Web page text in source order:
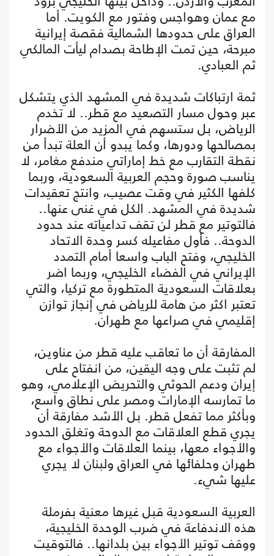
مع عمان وهواجس وفتور مع الكويت. أما
العراق على حدودها الشمالية فقصة إيرانية
مبرحة، حين تمت الإطاحة بصدام ليأت المالكي
ثم العبادي.
ثمة ارتباكات شديدة في المشهد الذي يتشكل
عبر وحول مسار التصعيد مع قطر.. لا تخدم
الرياض، بل ستسهم في المزيد من الأضرار
بمصالحها ودورها، وكما يبدو أن العلة تبدأ من
نقطة التقارب مع خط إماراتي مندفع مغامر، لا
يناسب صورة وحجم العربية السعودية، وربما
كلفها الكثير في وقت عصيب، وانتج تعقيدات
شديدة في المشهد. الكل في غنى عنها..
فالتوتير مع قطر لن تقف تداعياته عند حدود
الدوحة.. فأول مفاعيله كسر وحدة الاتحاد
الخليجي، وفتح الباب واسعا أمام التمدد
الإيراني في الفضاء الخليجي، وربما اضر
بعلاقات السعودية المتطورة مع تركيا، والتي
تعتبر اكثر من هامة للرياض في إنجاز توازن
إقليمي في صراعها مع طهران.
المفارقة أن ما تعاقب عليه قطر من عناوين،
لم تثبت على وجه اليقين، من انفتاح على
إيران ودعم الحوثي والتحريض الإعلامي، وهو
ما تمارسه الإمارات ومصر على نطاق واسع،
وبأكثر مما تفعل قطر. بل الأشد مفارقة أن
يجري قطع العلاقات مع الدوحة وتغلق الحدود
والأجواء معها، بينما العلاقات والأجواء مع
طهران وحلفائها في العراق ولبنان لا يجري
عليها شيء.
العربية السعودية قبل غيرها معنية بفرملة
هذه الاندفاعة في ضرب الوحدة الخليجية،
ووقف توتير الأجواء بين بلدانها.. فالتوقيت